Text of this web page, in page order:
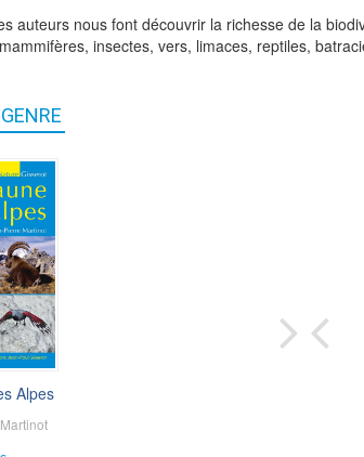
auteurs nous font découvrir la richesse de la
insectes, vers, limaces, reptiles,
Alpes
et...
Notter